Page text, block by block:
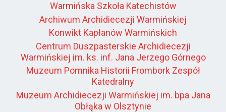
Warmińska Szkoła Katechistów
Archiwum Archidiecezji Warmińskiej
Konwikt Kapłanów Warmińskich
Centrum Duszpasterskie Archidiecezji
Warmińskiej im. ks. inf. Jana Jerzego Górnego
Muzeum Pomnika Historii Frombork Zespół
Katedralny
Muzeum Archidiecezji Warmińskiej im. bpa Jana
Obłąka w Olsztynie